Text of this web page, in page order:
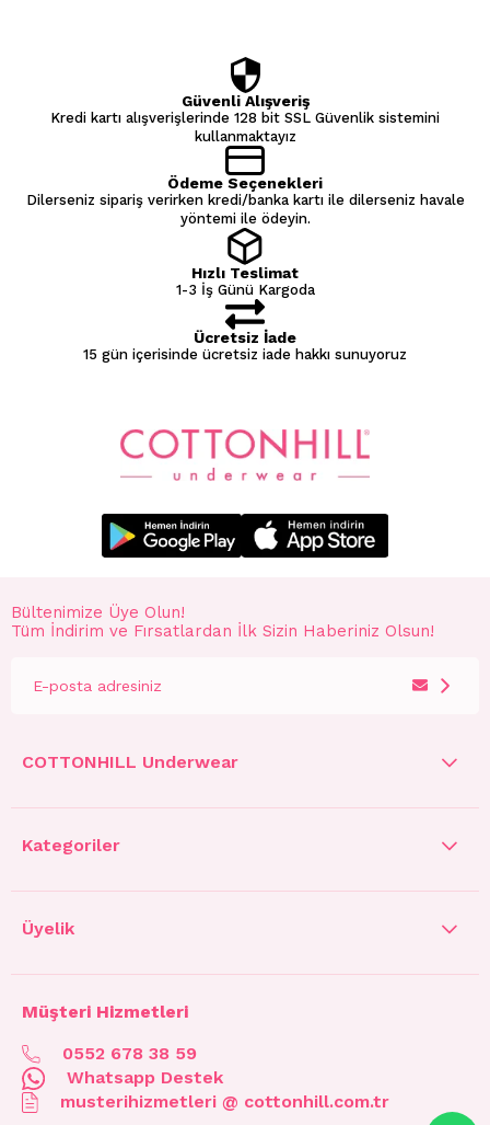
Güvenli Alışveriş
Kredi kartı alışverişlerinde 128 bit SSL Güvenlik sistemini
kullanmaktayız
Ödeme Seçenekleri
Dilerseniz sipariş verirken kredi/banka kartı ile dilerseniz havale
yöntemi ile ödeyin.
Hızlı Teslimat
1-3 İş Günü Kargoda
Ücretsiz İade
15 gün içerisinde ücretsiz iade hakkı sunuyoruz
Bültenimize Üye Olun!
Tüm İndirim ve Fırsatlardan İlk Sizin Haberiniz Olsun!
COTTONHILL Underwear
Kategoriler
Üyelik
Müşteri Hizmetleri
0552 678 38 59
Whatsapp Destek
musterihizmetleri @ cottonhill.com.tr